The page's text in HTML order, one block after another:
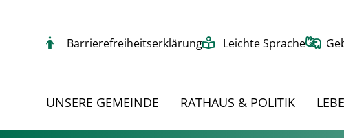
Barrierefreiheitserklärung Leichte Sprache
UNSERE GEMEINDE RATHAUS & POLITIK